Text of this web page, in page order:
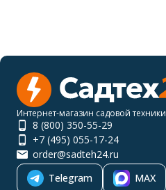
Интернет-магазин садовой техники
8 (800) 350-55-29
+7 (495) 055-17-24
order@sadteh24.ru
Telegram
MAX